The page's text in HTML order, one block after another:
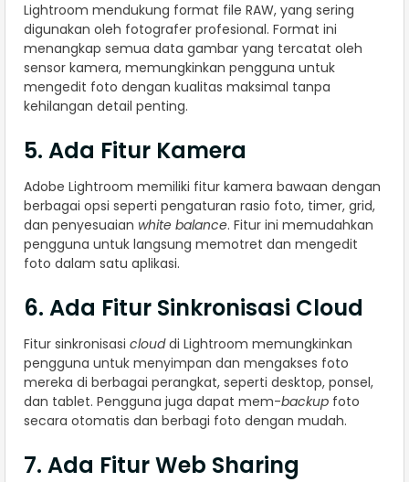
Lightroom mendukung format file RAW, yang sering
digunakan oleh fotografer profesional. Format ini
menangkap semua data gambar yang tercatat oleh
sensor kamera, memungkinkan pengguna untuk
mengedit foto dengan kualitas maksimal tanpa
kehilangan detail penting.
5. Ada Fitur Kamera
Adobe Lightroom memiliki fitur kamera bawaan dengan
berbagai opsi seperti pengaturan rasio foto, timer, grid,
dan penyesuaian white balance. Fitur ini memudahkan
pengguna untuk langsung memotret dan mengedit
foto dalam satu aplikasi.
6. Ada Fitur Sinkronisasi Cloud
Fitur sinkronisasi clouddi Lightroom memungkinkan
pengguna untuk menyimpan dan mengakses foto
mereka di berbagai perangkat, seperti desktop, ponsel,
dan tablet. Pengguna juga dapat mem-backup foto
secara otomatis dan berbagi foto dengan mudah.
7. Ada Fitur Web Sharing